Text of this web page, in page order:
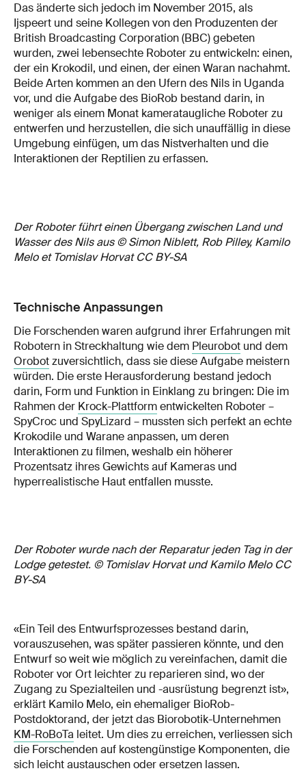
Das änderte sich jedoch im November 2015, als
Ijspeert und seine Kollegen von den Produzenten der
British Broadcasting Corporation (BBC) gebeten
wurden, zwei lebensechte Roboter zu entwickeln: einen,
der ein Krokodil, und einen, der einen Waran nachahmt.
Beide Arten kommen an den Ufern des Nils in Uganda
vor, und die Aufgabe des BioRob bestand darin, in
weniger als einem Monat kamerataugliche Roboter zu
entwerfen und herzustellen, die sich unauffällig in diese
Umgebung einfügen, um das Nistverhalten und die
Interaktionen der Reptilien zu erfassen.
Der Roboter führt einen Übergang zwischen Land und
Wasser des Nils aus © Simon Niblett, Rob Pilley, Kamilo
Melo et Tomislav Horvat CC BY-SA
Technische Anpassungen
Die Forschenden waren aufgrund ihrer Erfahrungen mit
Robotern in Streckhaltung wie dem Pleurobot und dem
Orobotzuversichtlich, dass sie diese Aufgabe meistern
würden. Die erste Herausforderung bestand jedoch
darin, Form und Funktion in Einklang zu bringen: Die im
Rahmen der Krock-Plattformentwickelten Roboter –
SpyCroc und SpyLizard – mussten sich perfekt an echte
Krokodile und Warane anpassen, um deren
Interaktionen zu filmen, weshalb ein höherer
Prozentsatz ihres Gewichts auf Kameras und
hyperrealistische Haut entfallen musste.
Der Roboter wurde nach der Reparatur jeden Tag in der
Lodge getestet. © Tomislav Horvat und Kamilo Melo CC
BY-SA
«Ein Teil des Entwurfsprozesses bestand darin,
vorauszusehen, was später passieren könnte, und den
Entwurf so weit wie möglich zu vereinfachen, damit die
Roboter vor Ort leichter zu reparieren sind, wo der
Zugang zu Spezialteilen und -ausrüstung begrenzt ist»,
erklärt Kamilo Melo, ein ehemaliger BioRob-
Postdoktorand, der jetzt das Biorobotik-Unternehmen
KM-RoBoTa leitet. Um dies zu erreichen, verliessen sich
die Forschenden auf kostengünstige Komponenten, die
sich leicht austauschen oder ersetzen lassen.